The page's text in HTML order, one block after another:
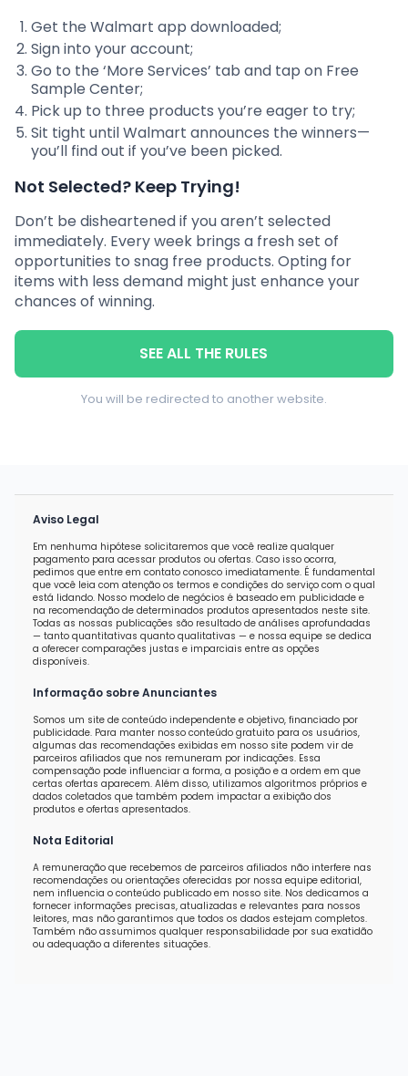
Get the Walmart app downloaded;
Sign into your account;
Go to the ‘More Services’ tab and tap on Free
Sample Center;
Pick up to three products you’re eager to try;
Sit tight until Walmart announces the winners—
you’ll find out if you’ve been picked.
Not Selected? Keep Trying!
Don’t be disheartened if you aren’t selected
immediately. Every week brings a fresh set of
opportunities to snag free products. Opting for
items with less demand might just enhance your
chances of winning.
SEE ALL THE RULES
You will be redirected to another website.
Aviso Legal
Em nenhuma hipótese solicitaremos que você realize qualquer
pagamento para acessar produtos ou ofertas. Caso isso ocorra,
pedimos que entre em contato conosco imediatamente. É fundamental
que você leia com atenção os termos e condições do serviço com o qual
está lidando. Nosso modelo de negócios é baseado em publicidade e
na recomendação de determinados produtos apresentados neste site.
Todas as nossas publicações são resultado de análises aprofundadas
— tanto quantitativas quanto qualitativas — e nossa equipe se dedica
a oferecer comparações justas e imparciais entre as opções
disponíveis.
Informação sobre Anunciantes
Somos um site de conteúdo independente e objetivo, financiado por
publicidade. Para manter nosso conteúdo gratuito para os usuários,
algumas das recomendações exibidas em nosso site podem vir de
parceiros afiliados que nos remuneram por indicações. Essa
compensação pode influenciar a forma, a posição e a ordem em que
certas ofertas aparecem. Além disso, utilizamos algoritmos próprios e
dados coletados que também podem impactar a exibição dos
produtos e ofertas apresentados.
Nota Editorial
A remuneração que recebemos de parceiros afiliados não interfere nas
recomendações ou orientações oferecidas por nossa equipe editorial,
nem influencia o conteúdo publicado em nosso site. Nos dedicamos a
fornecer informações precisas, atualizadas e relevantes para nossos
leitores, mas não garantimos que todos os dados estejam completos.
Também não assumimos qualquer responsabilidade por sua exatidão
ou adequação a diferentes situações.